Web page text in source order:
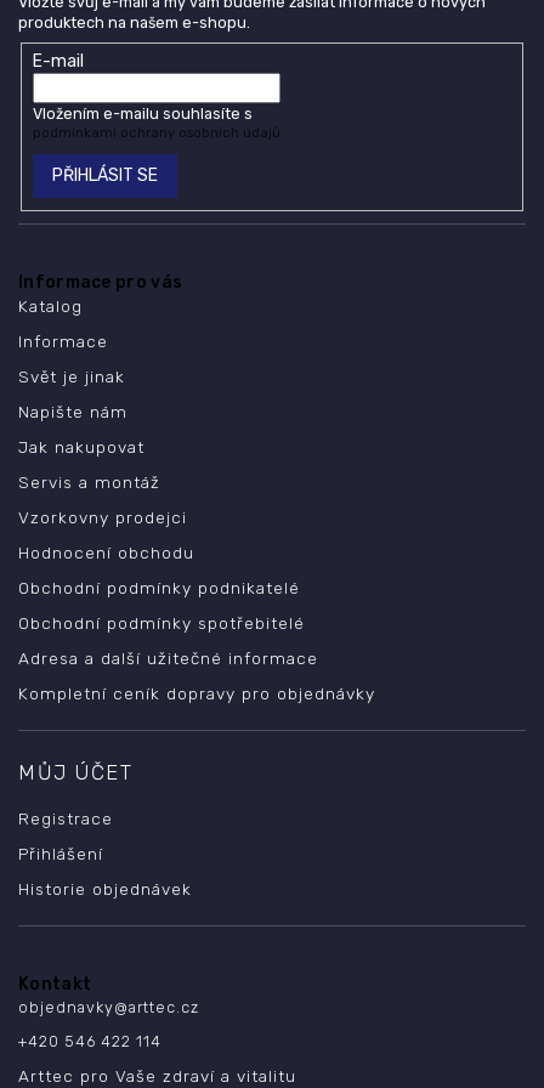
produktech na našem e-shopu.
E-mail
Vložením e-mailu souhlasíte s
podmínkami ochrany osobních údajů
PŘIHLÁSIT SE
Informace pro vás
Katalog
Informace
Svět je jinak
Napište nám
Jak nakupovat
Servis a montáž
Vzorkovny prodejci
Hodnocení obchodu
Obchodní podmínky podnikatelé
Obchodní podmínky spotřebitelé
Adresa a další užitečné informace
Kompletní ceník dopravy pro objednávky
MŮJ ÚČET
Registrace
Přihlášení
Historie objednávek
Kontakt
objednavky@arttec.cz
+420 546 422 114
Arttec pro Vaše zdraví a vitalitu